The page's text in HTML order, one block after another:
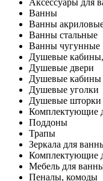
Аксессуары для
Ванны
Ванны
Ванны стальные
Ванны чугунные
Душевые
Душевые двери
Душевые кабины
Душевые уголки
Душевые шторки
Комплектующие
Поддоны
Трапы
Зеркала для
Комплектующие
Мебель для
Пеналы, комоды